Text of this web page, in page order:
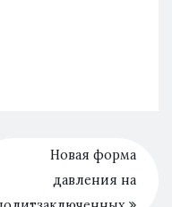
Новая форма
давления на